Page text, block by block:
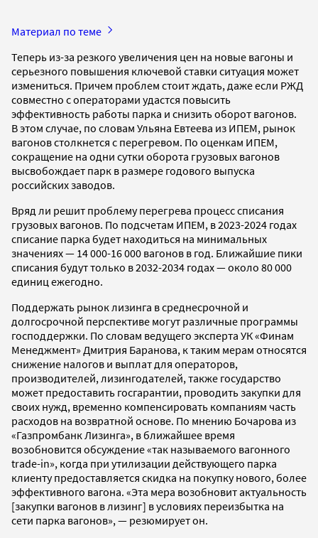
Материал по теме
Теперь из-за резкого увеличения цен на новые вагоны и
серьезного повышения ключевой ставки ситуация может
измениться. Причем проблем стоит ждать, даже если РЖД
совместно с операторами удастся повысить
эффективность работы парка и снизить оборот вагонов.
В этом случае, по словам Ульяна Евтеева из ИПЕМ, рынок
вагонов столкнется с перегревом. По оценкам ИПЕМ,
сокращение на одни сутки оборота грузовых вагонов
высвобождает парк в размере годового выпуска
российских заводов.
Вряд ли решит проблему перегрева процесс списания
грузовых вагонов. По подсчетам ИПЕМ, в 2023-2024 годах
списание парка будет находиться на минимальных
значениях — 14 000-16 000 вагонов в год. Ближайшие пики
списания будут только в 2032-2034 годах — около 80 000
единиц ежегодно.
Поддержать рынок лизинга в среднесрочной и
долгосрочной перспективе могут различные программы
господдержки. По словам ведущего эксперта УК «Финам
Менеджмент» Дмитрия Баранова, к таким мерам относятся
снижение налогов и выплат для операторов,
производителей, лизингодателей, также государство
может предоставить госгарантии, проводить закупки для
своих нужд, временно компенсировать компаниям часть
расходов на возвратной основе. По мнению Бочарова из
«Газпромбанк Лизинга», в ближайшее время
возобновится обсуждение «так называемого вагонного
trade-in», когда при утилизации действующего парка
клиенту предоставляется скидка на покупку нового, более
эффективного вагона. «Эта мера возобновит актуальность
[закупки вагонов в лизинг] в условиях переизбытка на
сети парка вагонов», — резюмирует он.